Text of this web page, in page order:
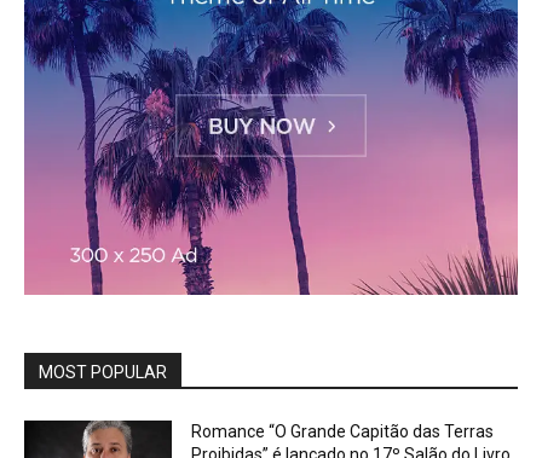
MOST POPULAR
Romance “O Grande Capitão das Terras